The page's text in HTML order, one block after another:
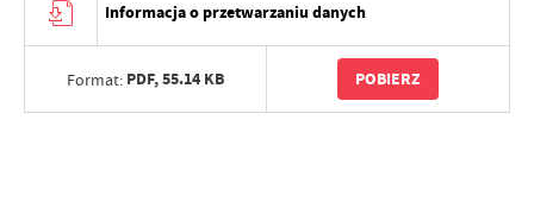
Informacja o przetwarzaniu danych
Format: PDF,55.14 KB POBIERZ